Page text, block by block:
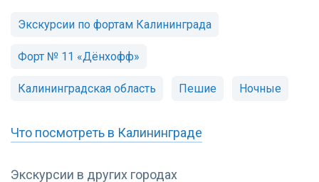
Экскурсии в других городах
Экскурсии по фортам Калининграда
Форт № 11 «Дёнхофф»
Калининградская область Пешие Ночные
Что посмотреть в Калининграде